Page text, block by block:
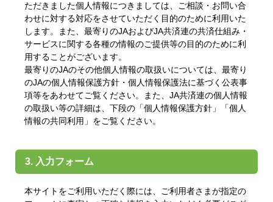
ただきました個人情報につきましては、ご相談・お問い合
わせに対する対応をさせていただく目的のために利用いた
します。また、最寄りのJAおよびJA共済連の共済仕組み・
サービスに関する各種の情報のご提供等の目的のために利
用することがございます。
最寄りのJAのその他個人情報の取扱いについては、最寄り
のJAの個人情報保護方針・個人情報保護法に基づく公表事
項等をあわせてご覧ください。また、JA共済連の個人情報
の取扱い等の詳細は、下段の「個人情報保護方針」「個人
情報の共同利用」をご覧ください。
3. 入力フォーム
本サイトをご利用いただく際には、ご利用者さまが指定の